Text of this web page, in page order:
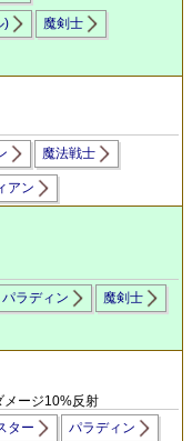
) 魔剣士
魔法戦士
アン
パラディン 魔剣士
メージ10%反射
ター パラディン